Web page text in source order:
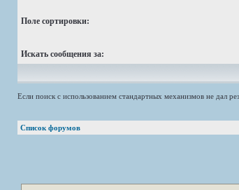
Поле сортировки:
Искать сообщения за:
Если поиск с использованием стандартных механизмов не дал
Список форумов